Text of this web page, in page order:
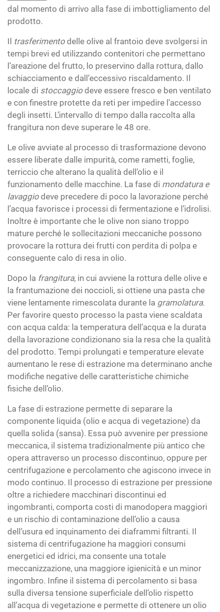
dal momento di arrivo alla fase di imbottigliamento del
prodotto.
Il trasferimentodelle olive al frantoio deve svolgersi in
tempi brevi ed utilizzando contenitori che permettano
l’areazione del frutto, lo preservino dalla rottura, dallo
schiacciamento e dall’eccessivo riscaldamento. Il
locale di stoccaggiodeve essere fresco e ben ventilato
e con finestre protette da reti per impedire l’accesso
degli insetti. L’intervallo di tempo dalla raccolta alla
frangitura non deve superare le 48 ore.
Le olive avviate al processo di trasformazione devono
essere liberate dalle impurità, come rametti, foglie,
terriccio che alterano la qualità dell’olio e il
funzionamento delle macchine. La fase di mondatura e
lavaggiodeve precedere di poco la lavorazione perché
l’acqua favorisce i processi di fermentazione e l’idrolisi.
Inoltre è importante che le olive non siano troppo
mature perché le sollecitazioni meccaniche possono
provocare la rottura dei frutti con perdita di polpa e
conseguente calo di resa in olio.
Dopo la frangitura, in cui avviene la rottura delle olive e
la frantumazione dei noccioli, si ottiene una pasta che
viene lentamente rimescolata durante la gramolatura.
Per favorire questo processo la pasta viene scaldata
con acqua calda: la temperatura dell’acqua e la durata
della lavorazione condizionano sia la resa che la qualità
del prodotto. Tempi prolungati e temperature elevate
aumentano le rese di estrazione ma determinano anche
modifiche negative delle caratteristiche chimiche
fisiche dell’olio.
La fase di estrazione permette di separare la
componente liquida (olio e acqua di vegetazione) da
quella solida (sansa). Essa può avvenire per pressione
meccanica, il sistema tradizionalmente più antico che
opera attraverso un processo discontinuo, oppure per
centrifugazione e percolamento che agiscono invece in
modo continuo. Il processo di estrazione per pressione
oltre a richiedere macchinari discontinui ed
ingombranti, comporta costi di manodopera maggiori
e un rischio di contaminazione dell’olio a causa
dell’usura ed inquinamento dei diaframmi filtranti. Il
sistema di centrifugazione ha maggiori consumi
energetici ed idrici, ma consente una totale
meccanizzazione, una maggiore igienicità e un minor
ingombro. Infine il sistema di percolamento si basa
sulla diversa tensione superficiale dell’olio rispetto
all’acqua di vegetazione e permette di ottenere un olio